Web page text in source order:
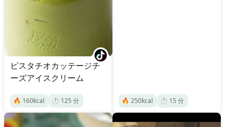
ピスタチオカッテージチ
ーズアイスクリーム
🔥 160kcal ⏱️ 125 分 🔥 250kcal ⏱️ 15 分